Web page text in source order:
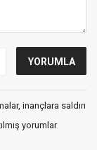
inançlara saldırı
yorumlar